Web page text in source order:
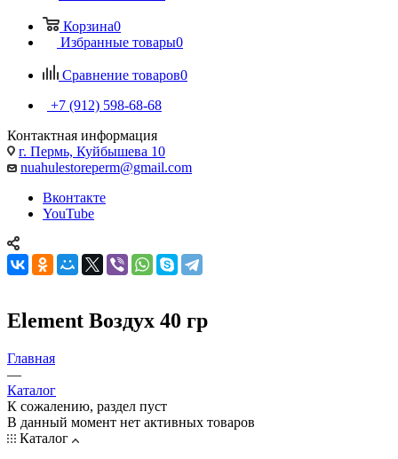
Корзина0
Избранные товары0
Сравнение товаров0
+7 (912) 598-68-68
Контактная информация
г. Пермь, Куйбышева 10
nuahulestoreperm@gmail.com
Вконтакте
YouTube
Element Воздух 40 гр
Главная
—
Каталог
К сожалению, раздел пуст
В данный момент нет активных товаров
Каталог